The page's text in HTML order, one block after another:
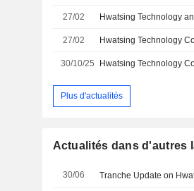
27/02
27/02
30/10/25
Plus d'actualités
Actualités dans d'autres
30/06